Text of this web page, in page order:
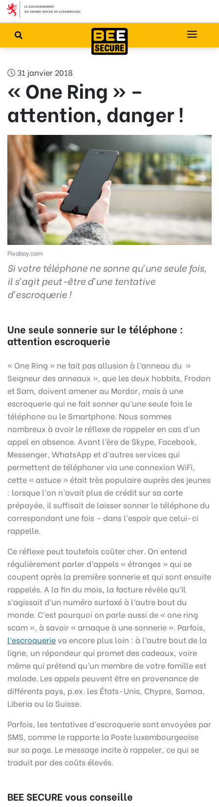
31 janvier 2018
« One Ring » –
attention, danger !
Pixabay.com
Si votre téléphone ne sonne qu’une seule fois,
il s’agit peut-être d’une tentative
d’escroquerie !
Une seule sonnerie sur le téléphone :
attention escroquerie
« One Ring » ne fait pas allusion à l’anneau du »
Seigneur des anneaux », que les deux hobbits, Frodon
et Sam, doivent amener au Mordor, mais à une
escroquerie qui ne fait sonner qu’une seule fois le
téléphone ou le Smartphone. Nous sommes
nombreux à avoir le réflexe de rappeler en cas d’un
appel en absence. Avant l’ère de Skype, Facebook,
Messenger, WhatsApp et d’autres services qui
permettent de téléphoner via une connexion WiFi,
cette « astuce » était très populaire auprès des jeunes
: lorsque l’on n’avait plus de crédit sur sa carte
prépayée, il suffisait de laisser sonner le téléphone du
correspondant une fois – dans l’espoir que celui-ci
rappelle.
Ce réflexe peut toutefois coûter cher. On entend
régulièrement parler d’appels « étranges » qui se
coupent après la première sonnerie et qui sont ensuite
rappelés. A la fin du mois, la facture révèle qu’il
s’agissait d’un numéro surtaxé à l’autre bout du
monde. C’est pourquoi on parle aussi de « one ring
scam », à savoir « arnaque à une sonnerie ». Parfois,
l’escroquerieva encore plus loin : à l’autre bout de la
ligne, un répondeur qui promet des cadeaux, voire
même qui prétend qu’un membre de votre famille est
malade. Les appels peuvent être en provenance de
différents pays, p.ex. les États-Unis, Chypre, Samoa,
Liberia ou la Suisse.
Parfois, les tentatives d’escroquerie sont envoyées par
SMS, comme le rapporte la Poste luxembourgeoise
sur sa page. Le message incite à rappeler, ce qui se
traduit par des coûts élevés.
BEE SECURE vous conseille